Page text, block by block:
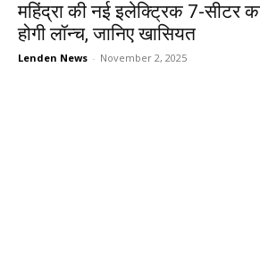
महिंद्रा की नई इलेक्ट्रिक 7-सीटर
होगी लॉन्च, जानिए खासियत
Lenden News - November 2, 2025